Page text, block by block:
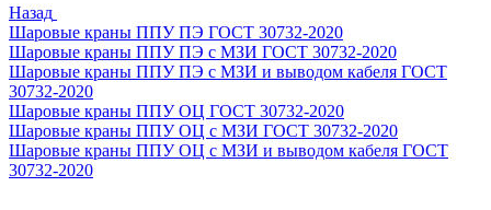
Назад
Шаровые краны ППУ ПЭ ГОСТ 30732-2020
Шаровые краны ППУ ПЭ с МЗИ ГОСТ 30732-2020
Шаровые краны ППУ ПЭ с МЗИ и выводом кабеля ГОСТ
30732-2020
Шаровые краны ППУ ОЦ ГОСТ 30732-2020
Шаровые краны ППУ ОЦ с МЗИ ГОСТ 30732-2020
Шаровые краны ППУ ОЦ с МЗИ и выводом кабеля ГОСТ
30732-2020